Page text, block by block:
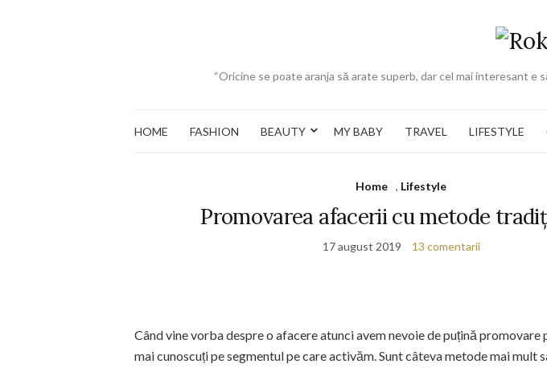
“Oricine se poate aranja să arate superb, dar cel mai interesant e
HOME FASHION BEAUTY MY BABY TRAVEL LIFESTYLE
Home , Lifestyle
Promovarea afacerii cu metode
17 august 2019 13 comentarii
Când vine vorba despre o afacere atunci avem nevoie de puțină promovare
mai cunoscuți pe segmentul pe care activăm. Sunt câteva metode mai mult